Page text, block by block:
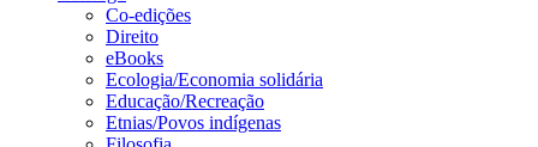
Co-edições
Direito
eBooks
Ecologia/Economia solidária
Educação/Recreação
Etnias/Povos indígenas